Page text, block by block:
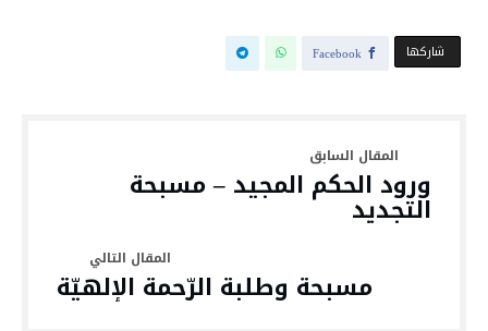
‫‫ شاركها‬ Facebook
ورود الحكم المجيد – مسبحة
التجديد
مسبحة وطلبة الرّحمة الإلهيّة